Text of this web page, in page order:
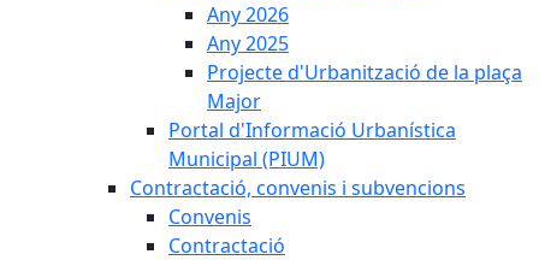
Any 2026
Any 2025
Projecte d'Urbanització de la plaça
Major
Portal d'Informació Urbanística
Municipal (PIUM)
Contractació, convenis i subvencions
Convenis
Contractació